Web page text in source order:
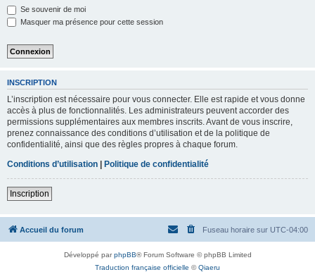
Se souvenir de moi
Masquer ma présence pour cette session
INSCRIPTION
L’inscription est nécessaire pour vous connecter. Elle est rapide et vous donne
accès à plus de fonctionnalités. Les administrateurs peuvent accorder des
permissions supplémentaires aux membres inscrits. Avant de vous inscrire,
prenez connaissance des conditions d’utilisation et de la politique de
confidentialité, ainsi que des règles propres à chaque forum.
Conditions d’utilisation | Politique de confidentialité
Inscription
Accueil du forum Fuseau horaire sur UTC-04:00
Développé parphpBB® Forum Software © phpBB Limited
Traduction française officielle ©Qiaeru